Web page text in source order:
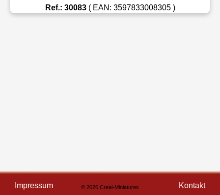
Ref.: 30083( EAN: 3597833008305 )
Impressum © 2026 Creal-Miniatures Kontakt